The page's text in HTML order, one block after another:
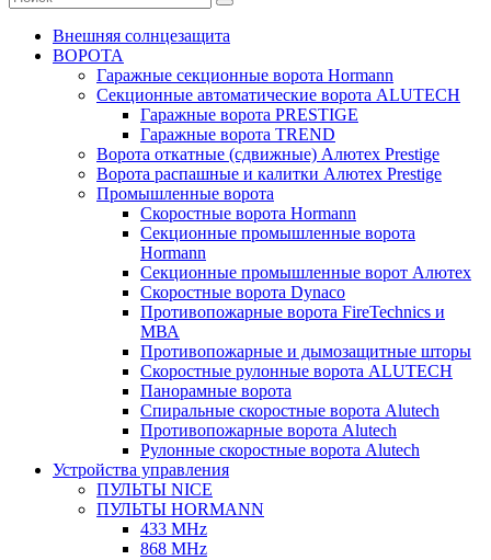
Внешняя солнцезащита
ВОРОТА
Гаражные секционные ворота Hormann
Секционные автоматические ворота ALUTECH
Гаражные ворота PRESTIGE
Гаражные ворота TREND
Ворота откатные (сдвижные) Алютех Prestige
Ворота распашные и калитки Алютех Prestige
Промышленные ворота
Скоростные ворота Hormann
Секционные промышленные ворота
Hormann
Секционные промышленные ворот Алютех
Скоростные ворота Dynaco
Противопожарные ворота FireTechnics и
МВА
Противопожарные и дымозащитные шторы
Скоростные рулонные ворота ALUTECH
Панорамные ворота
Спиральные скоростные ворота Alutech
Противопожарные ворота Alutech
Рулонные скоростные ворота Alutech
Устройства управления
ПУЛЬТЫ NICE
ПУЛЬТЫ HORMANN
433 MHz
868 MHz